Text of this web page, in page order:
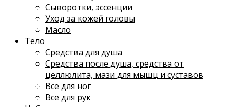
Сыворотки, эссенции
Уход за кожей головы
Масло
Тело
Средства для душа
Средства после душа, средства от
целлюлита, мази для мышц и суставов
Все для ног
Все для рук